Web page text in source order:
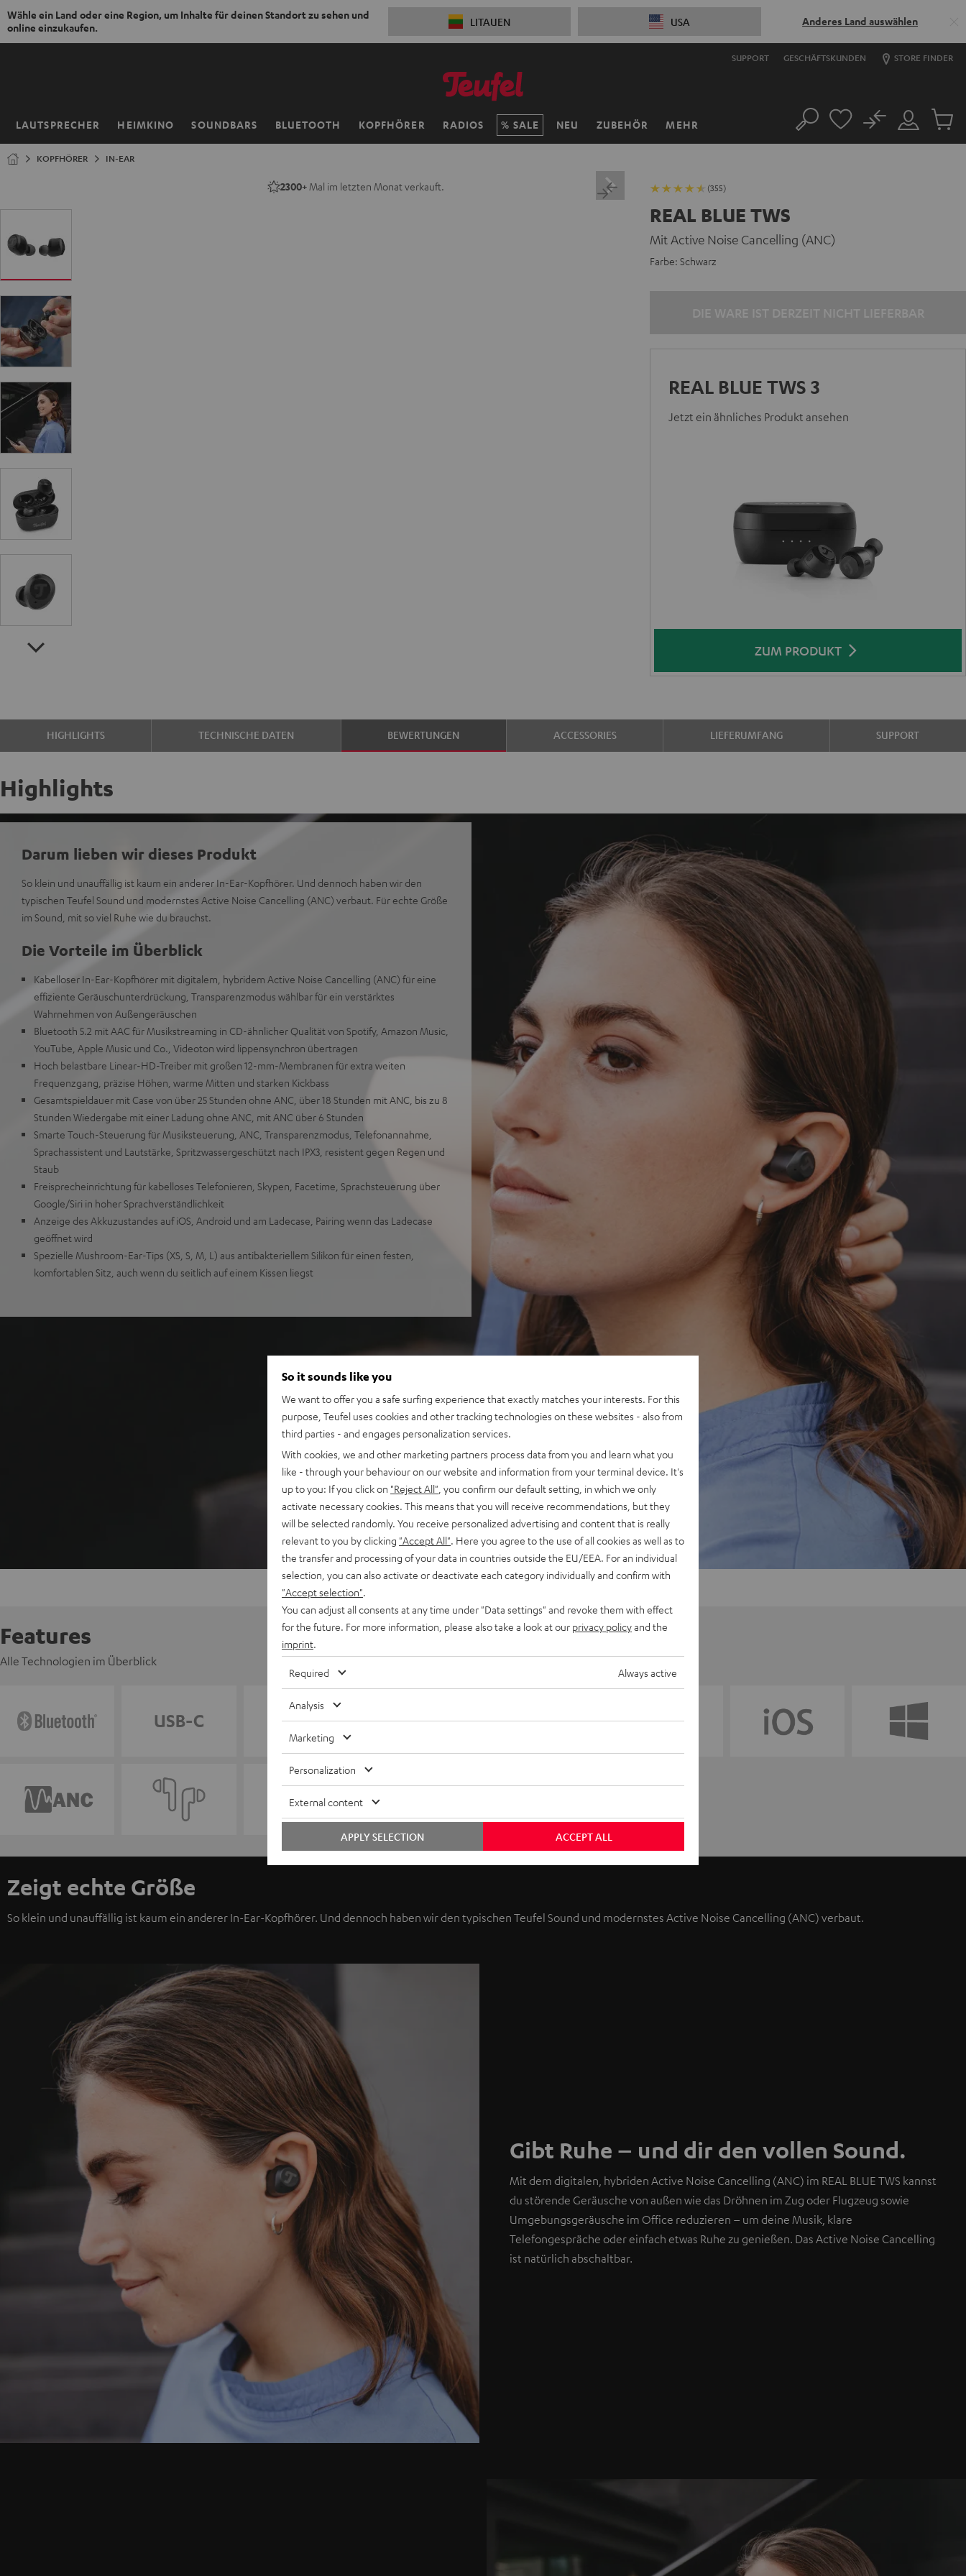
Wähle ein Land oder eine Region, um Inhalte für deinen Standort zu sehen und
online einzukaufen.
LITAUEN USA Anderes Land auswählen
ZUM
SUPPORT GESCHÄFTSKUNDEN STORE FINDER
LAUTSPRECHER HEIMKINO SOUNDBARS BLUETOOTH KOPFHÖRER RADIOS SALE NEU ZUBEHÖR MEHR
Startseite Suche
Mein
Konto
No
Artikel
KOPFHÖRER IN-EAR
2300+Mal im letzten Monat verkauft. (355)
REAL BLUE TWS
Mit Active Noise Cancelling (ANC)
Farbe: Schwarz
REAL BLUE TWS 3
Jetzt ein ähnliches Produkt ansehen
ZUM PRODUKT
HIGHLIGHTS TECHNISCHE DATEN BEWERTUNGEN ACCESSORIES LIEFERUMFANG SUPPORT
Highlights
Darum lieben wir dieses Produkt
So klein und unauffällig ist kaum ein anderer In-Ear-Kopfhörer. Und dennoch haben wir den
typischen Teufel Sound und modernstes Active Noise Cancelling (ANC) verbaut. Für echte Größe
im Sound, mit so viel Ruhe wie du brauchst.
Die Vorteile im Überblick
Kabelloser In-Ear-Kopfhörer mit digitalem, hybridem Active Noise Cancelling (ANC) für eine
effiziente Geräuschunterdrückung, Transparenzmodus wählbar für ein verstärktes
Wahrnehmen von Außengeräuschen
Bluetooth 5.2 mit AAC für Musikstreaming in CD-ähnlicher Qualität von Spotify, Amazon Music,
YouTube, Apple Music und Co., Videoton wird lippensynchron übertragen
Hoch belastbare Linear-HD-Treiber mit großen 12-mm-Membranen für extra weiten
Frequenzgang, präzise Höhen, warme Mitten und starken Kickbass
Gesamtspieldauer mit Case von über 25 Stunden ohne ANC, über 18 Stunden mit ANC, bis zu 8
Stunden Wiedergabe mit einer Ladung ohne ANC, mit ANC über 6 Stunden
Smarte Touch-Steuerung für Musiksteuerung, ANC, Transparenzmodus, Telefonannahme,
Sprachassistent und Lautstärke, Spritzwassergeschützt nach IPX3, resistent gegen Regen und
Staub
Freisprecheinrichtung für kabelloses Telefonieren, Skypen, Facetime, Sprachsteuerung über
Google/Siri in hoher Sprachverständlichkeit
Anzeige des Akkuzustandes auf iOS, Android und am Ladecase, Pairing wenn das Ladecase
geöffnet wird
Spezielle Mushroom-Ear-Tips (XS, S, M, L) aus antibakteriellem Silikon für einen festen,
komfortablen Sitz, auch wenn du seitlich auf einem Kissen liegst
Features
Alle Technologien im Überblick
Zeigt echte Größe
So klein und unauffällig ist kaum ein anderer In-Ear-Kopfhörer. Und dennoch haben wir den typischen Teufel Sound und modernstes Active Noise Cancelling (ANC) verbaut.
Gibt Ruhe – und dir den vollen Sound.
Mit dem digitalen, hybriden Active Noise Cancelling (ANC) im REAL BLUE TWS kannst
du störende Geräusche von außen wie das Dröhnen im Zug oder Flugzeug sowie
Umgebungsgeräusche im Office reduzieren – um deine Musik, klare
Telefongespräche oder einfach etwas Ruhe zu genießen. Das Active Noise Cancelling
ist natürlich abschaltbar.
So it sounds like you
We want to offer you a safe surfing experience that exactly matches your interests. For this
purpose, Teufel uses cookies and other tracking technologies on these websites - also from
third parties - and engages personalization services.
With cookies, we and other marketing partners process data from you and learn what you
like - through your behaviour on our website and information from your terminal device. It's
up to you: If you click on "Reject All" , you confirm our default setting, in which we only
activate necessary cookies. This means that you will receive recommendations, but they
will be selected randomly. You receive personalized advertising and content that is really
relevant to you by clicking "Accept All" . Here you agree to the use of all cookies as well as to
the transfer and processing of your data in countries outside the EU/EEA. For an individual
selection, you can also activate or deactivate each category individually and confirm with
"Accept selection"
You can adjust all consents at any time under "Data settings" and revoke them with effect
for the future. For more information, please also take a look at our privacy policyand the
imprint
Required Always active
Analysis
Marketing
Personalization
External content
ACCEPT ALL
APPLY SELECTION